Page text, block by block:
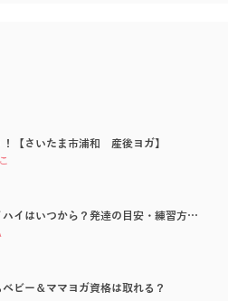
【さいたま市浦和 産後ヨガ】
イはいつから？発達の目安・練習方…
ビー＆ママヨガ資格は取れる？